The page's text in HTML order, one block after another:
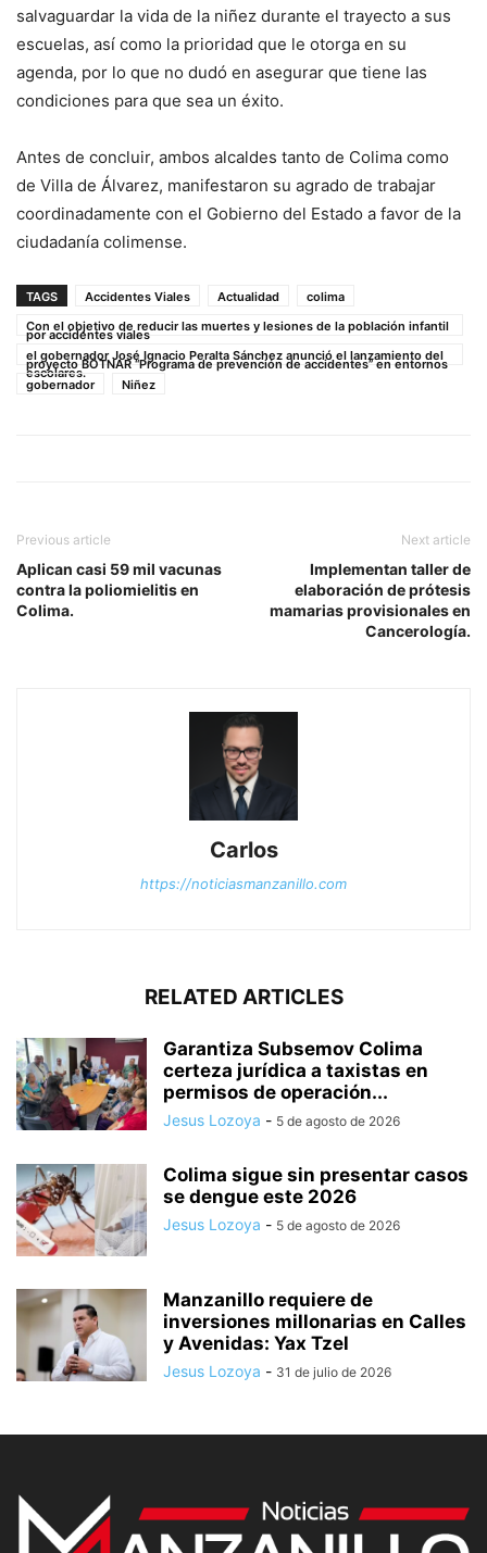
salvaguardar la vida de la niñez durante el trayecto a sus
escuelas, así como la prioridad que le otorga en su
agenda, por lo que no dudó en asegurar que tiene las
condiciones para que sea un éxito.
Antes de concluir, ambos alcaldes tanto de Colima como
de Villa de Álvarez, manifestaron su agrado de trabajar
coordinadamente con el Gobierno del Estado a favor de la
ciudadanía colimense.
TAGS Accidentes Viales Actualidad
colima
Con el objetivo de reducir las muertes y lesiones de la población infantil
por accidentes viales
el gobernador José Ignacio Peralta Sánchez anunció el lanzamiento del
proyecto BOTNAR “Programa de prevención de accidentes” en entornos
escolares.
gobernador Niñez
Previous article
Aplican casi 59 mil vacunas
contra la poliomielitis en
Colima.
Next article
Implementan taller de
elaboración de prótesis
mamarias provisionales en
Cancerología.
Carlos
https://noticiasmanzanillo.com
RELATED ARTICLES
Garantiza Subsemov Colima
certeza jurídica a taxistas en
permisos de operación...
Jesus Lozoya - 5 de agosto de 2026
Colima sigue sin presentar casos
se dengue este 2026
Jesus Lozoya - 5 de agosto de 2026
Manzanillo requiere de
inversiones millonarias en Calles
y Avenidas: Yax Tzel
Jesus Lozoya - 31 de julio de 2026